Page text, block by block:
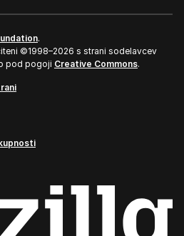
.
©1998–2026 s strani sodelavcev
pod pogoji Creative Commons.